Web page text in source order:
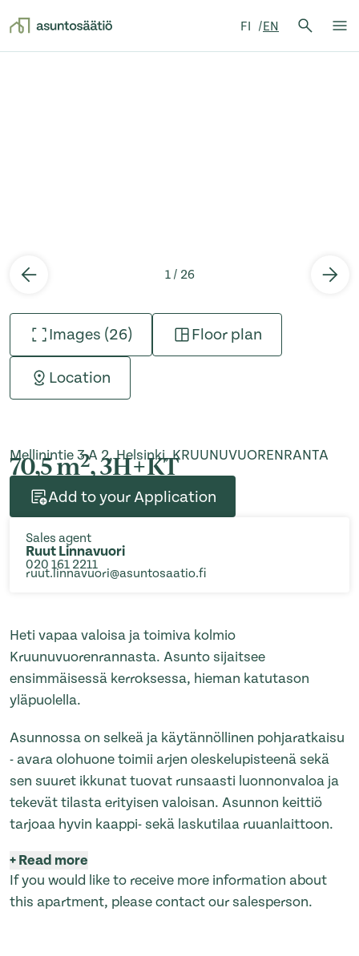
FI EN
Search
1 / 26
Images (26) Floor plan
Location
Mellinintie 3 A 2, Helsinki, KRUUNUVUORENRANTA
70,5 m2, 3H+KT
Add to your Application
Sales agent
Ruut Linnavuori
020 161 2211
ruut.linnavuori@asuntosaatio.fi
Heti vapaa valoisa ja toimiva kolmio
Kruunuvuorenrannasta. Asunto sijaitsee
ensimmäisessä kerroksessa, hieman katu­tason
yläpuolella.
Asunnossa on selkeä ja käytännöllinen pohjaratkaisu
- avara olohuone toimii arjen oleskelupisteenä sekä
sen suuret ikkunat tuovat runsaasti luonnonvaloa ja
tekevät tilasta erityisen valoisan. Asunnon keittiö
tarjoaa hyvin kaappi- sekä laskutilaa ruuanlaittoon.
+Read more
If you would like to receive more information about
this apartment, please contact our salesperson.